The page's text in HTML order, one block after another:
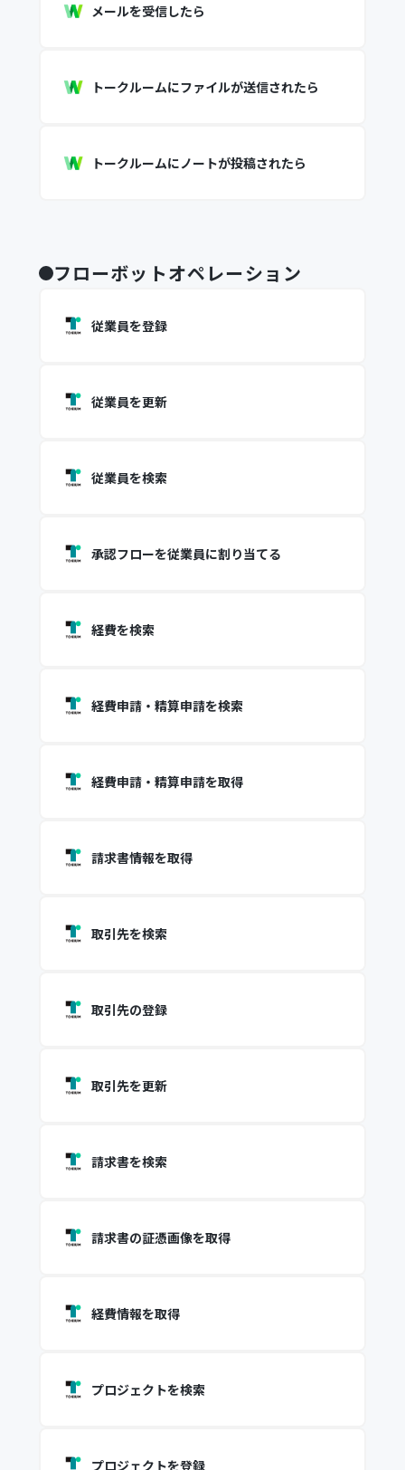
メールを受信したら
トークルームにファイルが送信されたら
トークルームにノートが投稿されたら
フローボットオペレーション
従業員を登録
従業員を更新
従業員を検索
承認フローを従業員に割り当てる
経費を検索
経費申請・精算申請を検索
経費申請・精算申請を取得
請求書情報を取得
取引先を検索
取引先の登録
取引先を更新
請求書を検索
請求書の証憑画像を取得
経費情報を取得
プロジェクトを検索
プロジェクトを登録